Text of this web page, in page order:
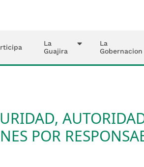
La
Guajira
La
Gobernacion
POR